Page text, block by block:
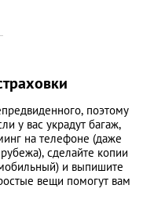
поэтому
у вас украдут багаж,
на телефоне (даже
сделайте копии
и выпишите
вещи помогут вам